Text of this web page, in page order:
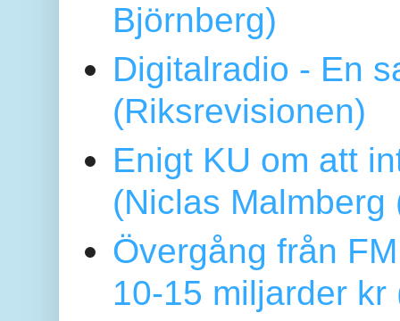
Björnberg)
Digitalradio - En
(Riksrevisionen)
Enigt KU om att
(Niclas
Övergång från
10-15 miljarder kr